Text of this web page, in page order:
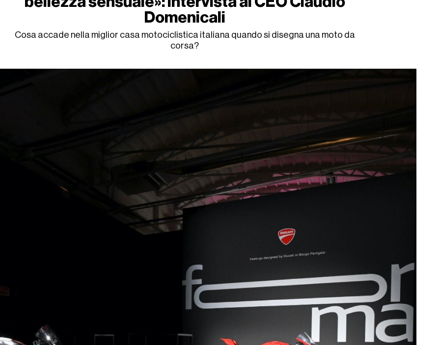
Domenicali
Cosa accade nella miglior casa motociclistica italiana quando si disegna una moto da
corsa?